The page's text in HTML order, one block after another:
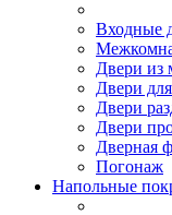
Входные
Двери из
Двери
Двери
Двери
Дверная
Погонаж
Напольные